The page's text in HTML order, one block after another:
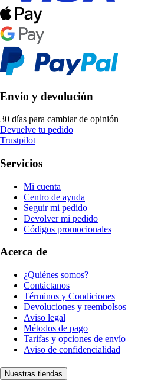
Envío y devolución
30 días para cambiar de opinión
Devuelve tu pedido
Trustpilot
Servicios
Mi cuenta
Centro de ayuda
Seguir mi pedido
Devolver mi pedido
Códigos promocionales
Acerca de
¿Quiénes somos?
Contáctanos
Términos y Condiciones
Devoluciones y reembolsos
Aviso legal
Métodos de pago
Tarifas y opciones de envío
Aviso de confidencialidad
Nuestras tiendas